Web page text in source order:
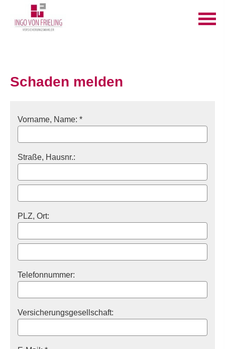
Schaden melden
Vorname, Name: *
Straße, Hausnr.:
PLZ, Ort:
Telefonnummer:
Versicherungsgesellschaft: